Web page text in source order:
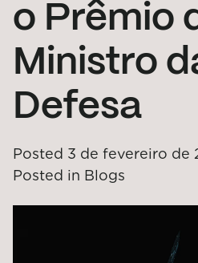
o Prêmio
Ministro
Defesa
Posted 3 de fevereiro de
Posted in Blogs